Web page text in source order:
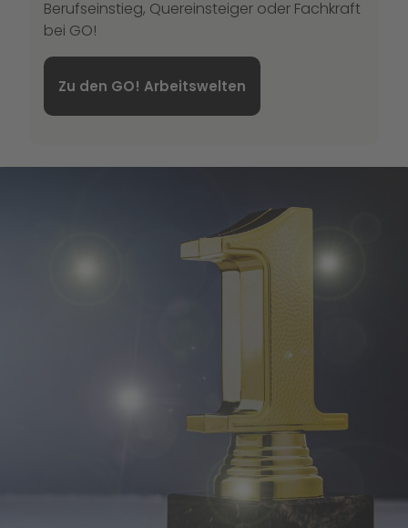
Berufseinstieg, Quereinsteiger oder Fachkraft
bei GO!
Zu den GO! Arbeitswelten